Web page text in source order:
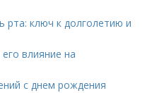
рта: ключ к долголетию и
влияние на
с днем рождения